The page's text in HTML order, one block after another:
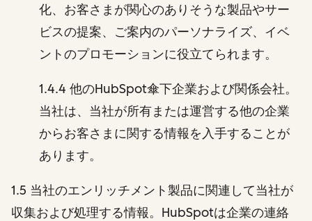
化、お客さまが関心のありそうな製品やサー
ビスの提案、ご案内のパーソナライズ、イベ
ントのプロモーションに役立てられます。
1.4.4 他のHubSpot傘下企業および関係会社。
当社は、当社が所有または運営する他の企業
からお客さまに関する情報を入手することが
あります。
1.5 当社のエンリッチメント製品に関連して当社が
収集および処理する情報。HubSpotは企業の連絡